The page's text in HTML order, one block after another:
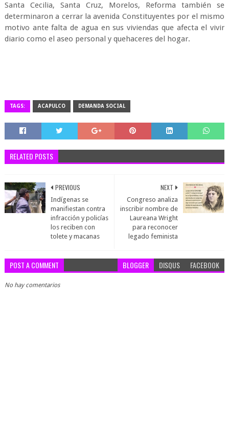
Santa Cecilia, Santa Cruz, Morelos, Reforma también se
determinaron a cerrar la avenida Constituyentes por el mismo
motivo ante falta de agua en sus viviendas que afecta el vivir
diario como el aseo personal y quehaceres del hogar.
TAGS: ACAPULCO DEMANDA SOCIAL
RELATED POSTS
NEXT
Congreso analiza
inscribir nombre de
Laureana Wright
para reconocer
legado feminista
PREVIOUS
Indígenas se
manifiestan contra
infracción y policías
los reciben con
tolete y macanas
POST A COMMENT BLOGGER DISQUS FACEBOOK
No hay comentarios